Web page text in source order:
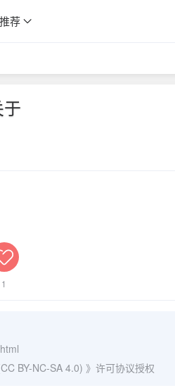
推荐
1
BY-NC-SA 4.0) 》许可协议授权